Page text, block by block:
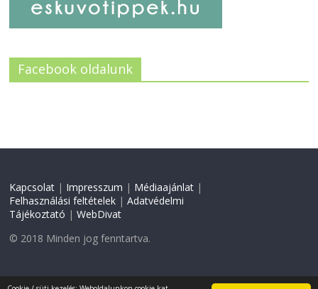
Facebook oldalunk
Kapcsolat | Impresszum | Médiaajánlat |
Felhasználási feltételek |Adatvédelmi
Tájékoztató |WebDivat
© 2018 Minden jog fenntartva.
Weboldal készítés:CW